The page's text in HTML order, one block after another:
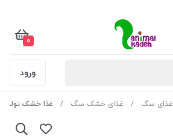
0
ورود
غذای سگ غذای خشک سگ غذا خشک توله سگ